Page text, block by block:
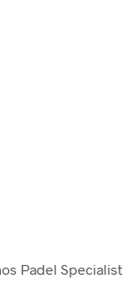
Padel Specialist.